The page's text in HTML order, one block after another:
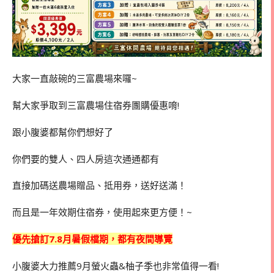
大家一直敲碗的三富農場來囉~
幫大家爭取到三富農場住宿券團購優惠唷!
跟小腹婆都幫你們想好了
你們要的雙人、四人房這次通通都有
直接加碼送農場贈品、抵用券，送好送滿！
而且是一年效期住宿券，使用起來更方便！~
優先搶訂7.8月暑假檔期，都有夜間導覽
小腹婆大力推薦9月螢火蟲&柚子季也非常值得一看!